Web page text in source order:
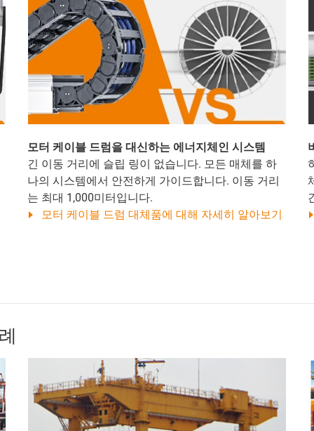
모터 케이블 드럼을 대신하는 에너지체인 시스템
긴 이동 거리에 슬립 링이 없습니다. 모든 매체를 하
나의 시스템에서 안전하게 가이드합니다. 이동 거리
는 최대 1,000미터입니다.
모터 케이블 드럼 대체품에 대해 자세히 알아보기